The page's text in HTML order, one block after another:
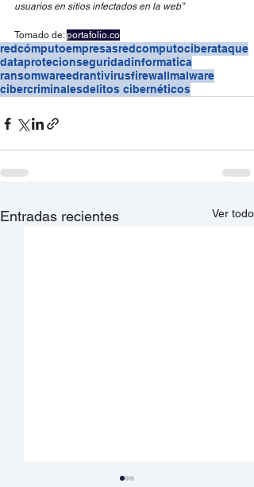
usuarios en sitios infectados en la web”
Tomado de: portafolio.co
redcómputoempresasredcomputociberataque
dataprotecionseguridadinformatica
ransomwareedrantivirusfirewallmalware
cibercriminalesdelitos cibernéticos
Entradas recientes Ver todo